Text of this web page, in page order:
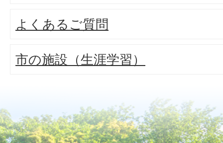
よくあるご質問
市の施設（生涯学習）